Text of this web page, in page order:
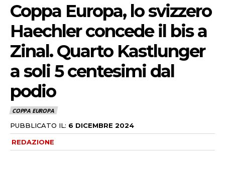
Coppa Europa, lo svizzero
Haechler concede il bis a
Zinal. Quarto Kastlunger
a soli 5 centesimi dal
podio
COPPA EUROPA
PUBBLICATO IL: 6 DICEMBRE 2024
REDAZIONE